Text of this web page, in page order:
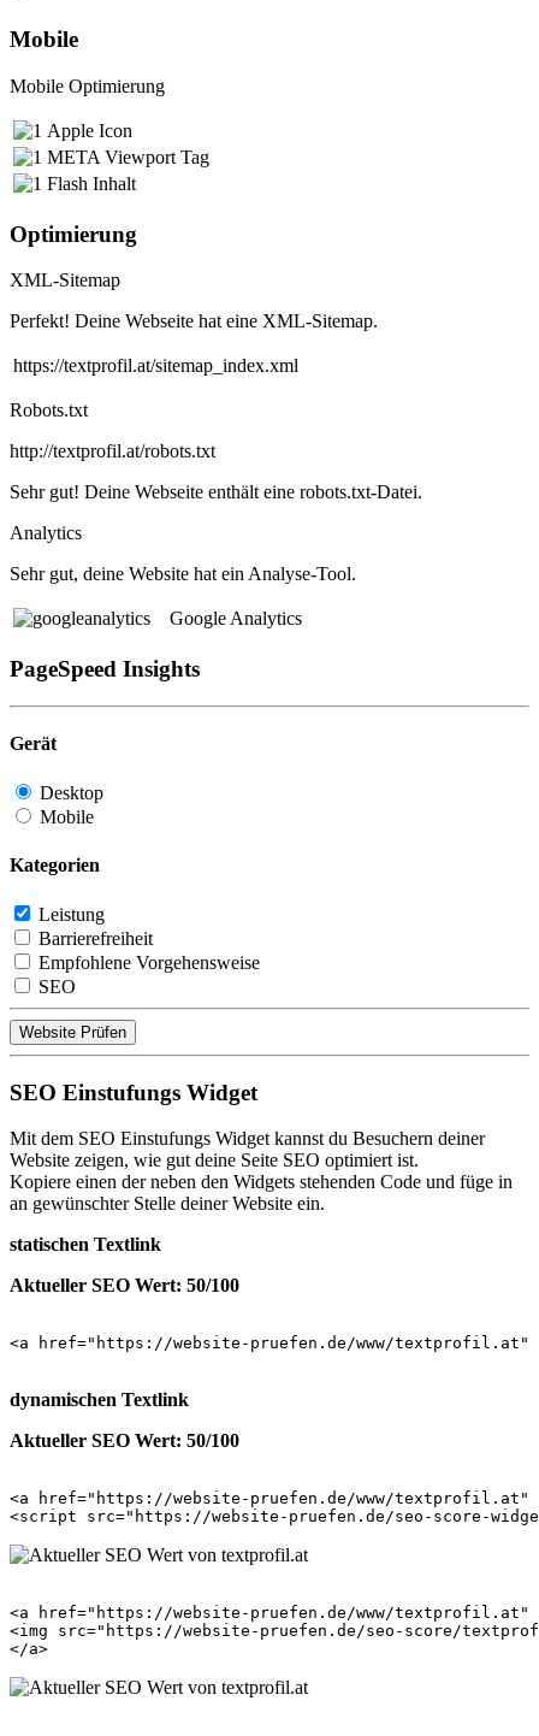
Mobile
Mobile Optimierung
Apple Icon
META Viewport Tag
Flash Inhalt
Optimierung
XML-Sitemap
Perfekt! Deine Webseite hat eine XML-Sitemap.
https://textprofil.at/sitemap_index.xml
Robots.txt
http://textprofil.at/robots.txt
Sehr gut! Deine Webseite enthält eine robots.txt-Datei.
Analytics
Sehr gut, deine Website hat ein Analyse-Tool.
Google Analytics
PageSpeed Insights
Gerät
Desktop
Mobile
Kategorien
Leistung
Barrierefreiheit
Empfohlene Vorgehensweise
SEO
Website Prüfen
SEO Einstufungs Widget
Mit dem SEO Einstufungs Widget kannst du Besuchern deiner
Website zeigen, wie gut deine Seite SEO optimiert ist.
Kopiere einen der neben den Widgets stehenden Code und füge in
an gewünschter Stelle deiner Website ein.
statischen Textlink
Aktueller SEO Wert: 50/100
<a href="https://website-pruefen.de/www/textprofil.at"
dynamischen Textlink
Aktueller SEO Wert: 50/100
<a href="https://website-pruefen.de/www/
<a href="https://website-pruefen.de/www/
<img src="https://website-pruefen.de/seo-score/